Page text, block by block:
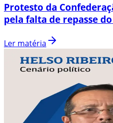
Protesto da
pela falta de repasse
Ler matéria